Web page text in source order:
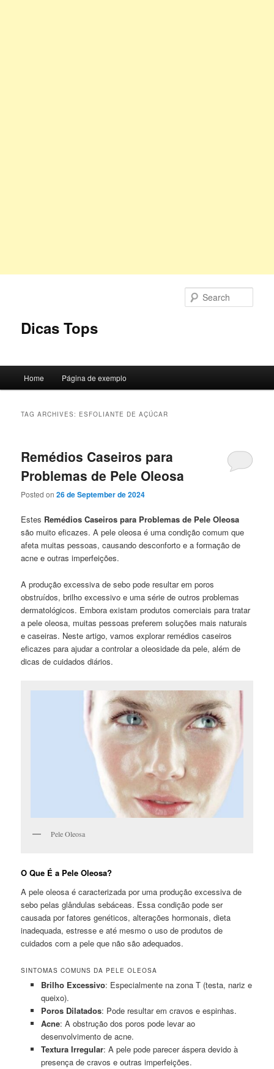
Dicas Tops
Home Página de exemplo
TAG ARCHIVES: ESFOLIANTE DE AÇÚCAR
Remédios Caseiros para
Problemas de Pele Oleosa
Posted on26 de September de 2024
Estes Remédios Caseiros para Problemas de Pele Oleosa
são muito eficazes. A pele oleosa é uma condição comum que
afeta muitas pessoas, causando desconforto e a formação de
acne e outras imperfeições.
A produção excessiva de sebo pode resultar em poros
obstruídos, brilho excessivo e uma série de outros problemas
dermatológicos. Embora existam produtos comerciais para tratar
a pele oleosa, muitas pessoas preferem soluções mais naturais
e caseiras. Neste artigo, vamos explorar remédios caseiros
eficazes para ajudar a controlar a oleosidade da pele, além de
dicas de cuidados diários.
Pele Oleosa
O Que É a Pele Oleosa?
A pele oleosa é caracterizada por uma produção excessiva de
sebo pelas glândulas sebáceas. Essa condição pode ser
causada por fatores genéticos, alterações hormonais, dieta
inadequada, estresse e até mesmo o uso de produtos de
cuidados com a pele que não são adequados.
SINTOMAS COMUNS DA PELE OLEOSA
Brilho Excessivo: Especialmente na zona T (testa, nariz e
queixo).
Poros Dilatados: Pode resultar em cravos e espinhas.
Acne: A obstrução dos poros pode levar ao
desenvolvimento de acne.
Textura Irregular: A pele pode parecer áspera devido à
presença de cravos e outras imperfeições.